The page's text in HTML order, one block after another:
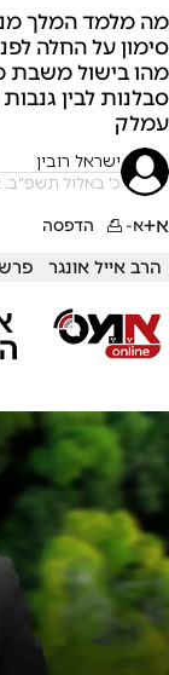
מה מלמד המלך
סימון על החלה
מהו בישול משבת
סבלנות לבין
עמלק
ישראל רובין
כ' באלול תשפ"ב, 16/09/22 07:57
א+א- הדפסה
הרב אייל אונגר